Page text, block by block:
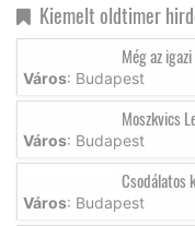
Kiemelt oldtimer
Még az
Város: Budapest
Moszkvics
Város: Budapest
Csodálatos
Város: Budapest